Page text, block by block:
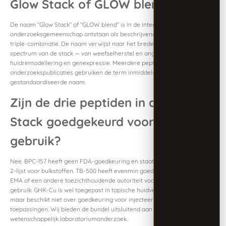
Glow Stack of GLOW blend?
De naam “Glow Stack” of “GLOW blend” is in de internationale
onderzoeksgemeenschap ontstaan als beschrijvende aanduiding voor de
triple-combinatie. De naam verwijst naar het brede regeneratieve
spectrum van de stack — van weefselherstel en angiogenese tot
huidremodellering en genexpressie. Meerdere peptide­leveranciers en
onderzoeks­publicaties gebruiken de term inmiddels als
gestandaardiseerde naam.
Zijn de drie peptiden in de Glow
Stack goedgekeurd voor menselijk
gebruik?
Nee. BPC-157 heeft geen FDA-goedkeuring en staat op de FDA categorie
2-lijst voor bulk­stoffen. TB-500 heeft evenmin goedkeuring van de FDA,
EMA of een andere toezichthoudende autoriteit voor therapeutisch
gebruik. GHK-Cu is wel toegepast in topische huidverzorgingsproducten,
maar beschikt niet over goedkeuring voor injecteerbare therapeutische
toepassingen. Wij bieden de bundel uitsluitend aan voor
wetenschappelijk laboratoriumonderzoek.